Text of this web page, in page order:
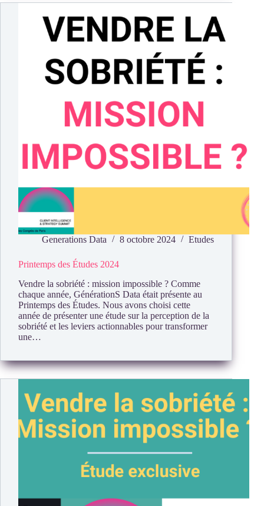
Generations Data 8 octobre 2024 Etudes
Printemps des Études 2024
Vendre la sobriété : mission impossible ? Comme
chaque année, GénérationS Data était présente au
Printemps des Études. Nous avons choisi cette
année de présenter une étude sur la perception de la
sobriété et les leviers actionnables pour transformer
une…